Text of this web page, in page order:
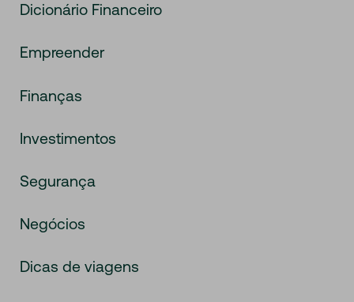
Dicionário Financeiro
Empreender
Finanças
Investimentos
Segurança
Negócios
Dicas de viagens